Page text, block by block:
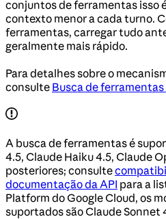
conjuntos de ferramentas isso
contexto menor a cada turno.
ferramentas, carregar tudo
geralmente mais rápido.
Para detalhes sobre o
consulte Busca de ferramentas
A busca de ferramentas é
4.5, Claude Haiku 4.5, Claude
posteriores; consulte
documentação da API para a
Platform do Google Cloud, os
suportados são Claude Sonnet